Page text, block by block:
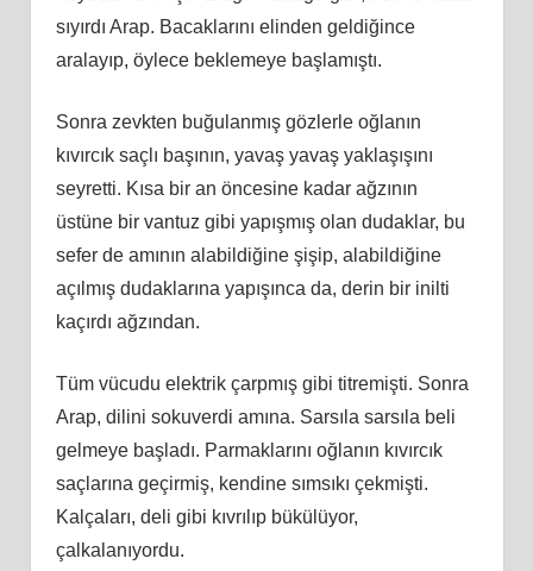
sıyırdı Arap. Bacaklarını elinden geldiğince
aralayıp, öylece beklemeye başlamıştı.
Sonra zevkten buğulanmış gözlerle oğlanın
kıvırcık saçlı başının, yavaş yavaş yaklaşışını
seyretti. Kısa bir an öncesine kadar ağzının
üstüne bir vantuz gibi yapışmış olan dudaklar, bu
sefer de amının alabildiğine şişip, alabildiğine
açılmış dudaklarına yapışınca da, derin bir inilti
kaçırdı ağzından.
Tüm vücudu elektrik çarpmış gibi titremişti. Sonra
Arap, dilini sokuverdi amına. Sarsıla sarsıla beli
gelmeye başladı. Parmaklarını oğlanın kıvırcık
saçlarına geçirmiş, kendine sımsıkı çekmişti.
Kalçaları, deli gibi kıvrılıp bükülüyor,
çalkalanıyordu.